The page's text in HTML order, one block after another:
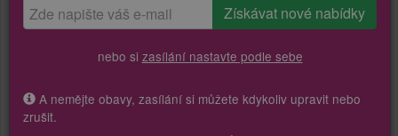
nebo si zasílání nastavte podle sebe
A nemějte obavy, zasílání si můžete kdykoliv upravit nebo
zrušit.